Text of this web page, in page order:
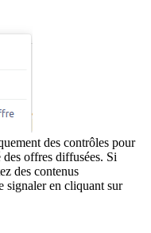
des contrôles pour
offres diffusées. Si
des contenus
signaler en cliquant sur